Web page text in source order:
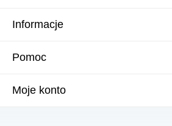
Informacje
Pomoc
Moje konto